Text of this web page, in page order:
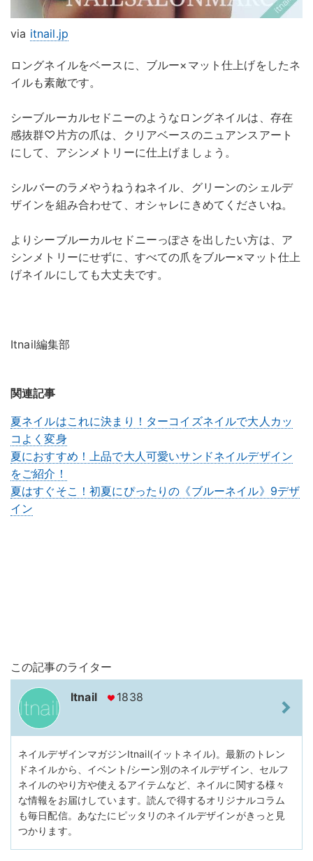
via itnail.jp
ロングネイルをベースに、ブルー×マット仕上げをしたネ
イルも素敵です。
シーブルーカルセドニーのようなロングネイルは、存在
感抜群♡片方の爪は、クリアベースのニュアンスアート
にして、アシンメトリーに仕上げましょう。
シルバーのラメやうねうねネイル、グリーンのシェルデ
ザインを組み合わせて、オシャレにきめてくださいね。
よりシーブルーカルセドニーっぽさを出したい方は、ア
シンメトリーにせずに、すべての爪をブルー×マット仕上
げネイルにしても大丈夫です。
Itnail編集部
関連記事
夏ネイルはこれに決まり！ターコイズネイルで大人カッ
コよく変身
夏におすすめ！上品で大人可愛いサンドネイルデザイン
をご紹介！
夏はすぐそこ！初夏にぴったりの《ブルーネイル》9デザ
イン
この記事のライター
Itnail 1838
ネイルデザインマガジンItnail(イットネイル)。最新のトレン
ドネイルから、イベント/シーン別のネイルデザイン、セルフ
ネイルのやり方や使えるアイテムなど、ネイルに関する様々
な情報をお届けしています。読んで得するオリジナルコラム
も毎日配信。あなたにピッタリのネイルデザインがきっと見
つかります。